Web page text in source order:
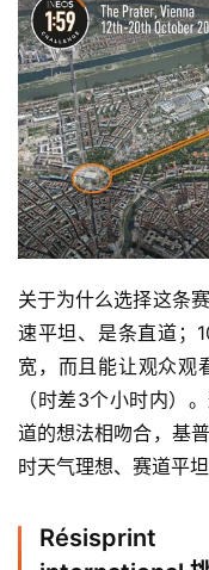
关于为什么选择这条
速平坦、是条直道；
宽，而且能让观众观
（时差3个小时内）
道的想法相吻合，基
时天气理想、赛道平
Résisprint